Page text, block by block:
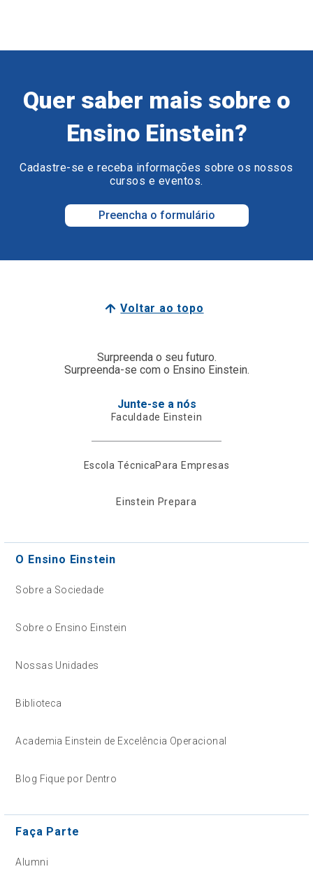
Quer saber mais sobre o
Ensino Einstein?
Cadastre-se e receba informações sobre os nossos
cursos e eventos.
Preencha o formulário
Voltar ao topo
Surpreenda o seu futuro.
Surpreenda-se com o Ensino Einstein.
Junte-se a nós
Faculdade Einstein
Escola TécnicaPara Empresas
Einstein Prepara
O Ensino Einstein
Sobre a Sociedade
Sobre o Ensino Einstein
Nossas Unidades
Biblioteca
Academia Einstein de Excelência Operacional
Blog Fique por Dentro
Faça Parte
Alumni